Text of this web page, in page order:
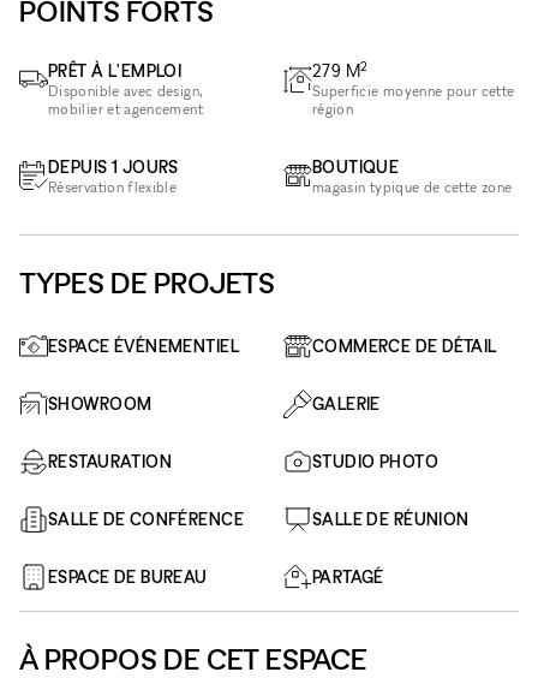
POINTS FORTS
PRÊT À L'EMPLOI
Disponible avec design,
mobilier et agencement
DEPUIS 1 JOURS
Réservation flexible
279 M2
Superficie moyenne pour cette
région
BOUTIQUE
magasin typique de cette zone
TYPES DE PROJETS
ESPACE ÉVÉNEMENTIEL COMMERCE DE DÉTAIL
SHOWROOM GALERIE
RESTAURATION STUDIO PHOTO
SALLE DE CONFÉRENCE SALLE DE RÉUNION
ESPACE DE BUREAU PARTAGÉ
À PROPOS DE CET ESPACE